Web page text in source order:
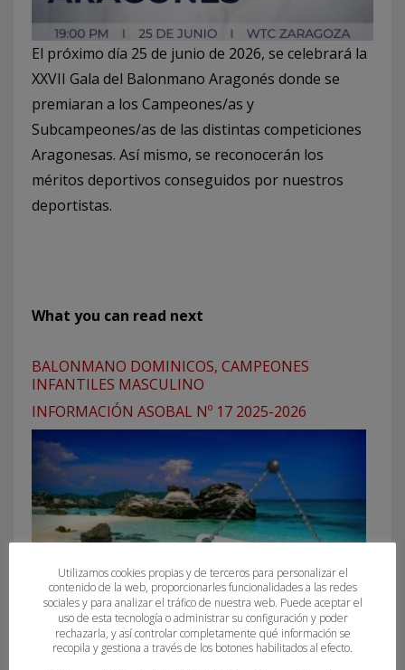
El próximo día 25 de junio de 2026, se celebrará la
XXVII Gala del Balonmano Aragonés donde se
premiaran a los Campeones/as y
Subcampeones/as de las distintas competiciones
Aragonesas. Así mismo, se reconocerán los
méritos deportivos conseguidos por nuestros
deportistas.
What you can read next
BALONMANO DOMINICOS, CAMPEONES
INFANTILES MASCULINO
INFORMACIÓN ASOBAL Nº 17 2025-2026
Utilizamos cookies propias y de terceros para personalizar el
contenido de la web, proporcionarles funcionalidades a las redes
sociales y para analizar el tráfico de nuestra web. Puede aceptar el
uso de esta tecnología o administrar su configuración y poder
rechazarla, y así controlar completamente qué información se
recopila y gestiona a través de los botones habilitados al efecto.